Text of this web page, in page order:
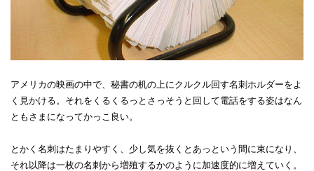
アメリカの映画の中で、秘書の机の上にクルクル回す名刺ホルダーをよ
く見かける。それをくるくるっとさっそうと回して電話をする姿はなん
ともさまになってかっこ良い。
とかく名刺はたまりやすく、少し気を抜くとあっという間に束になり、
それ以降は一枚の名刺から増殖するかのように加速度的に増えていく。